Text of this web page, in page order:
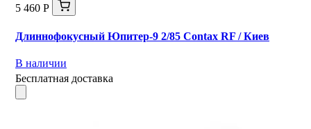
5 460 Р
Длиннофокусный Юпитер-9 2/85 Contax RF / Киев
В наличии
Бесплатная доставка